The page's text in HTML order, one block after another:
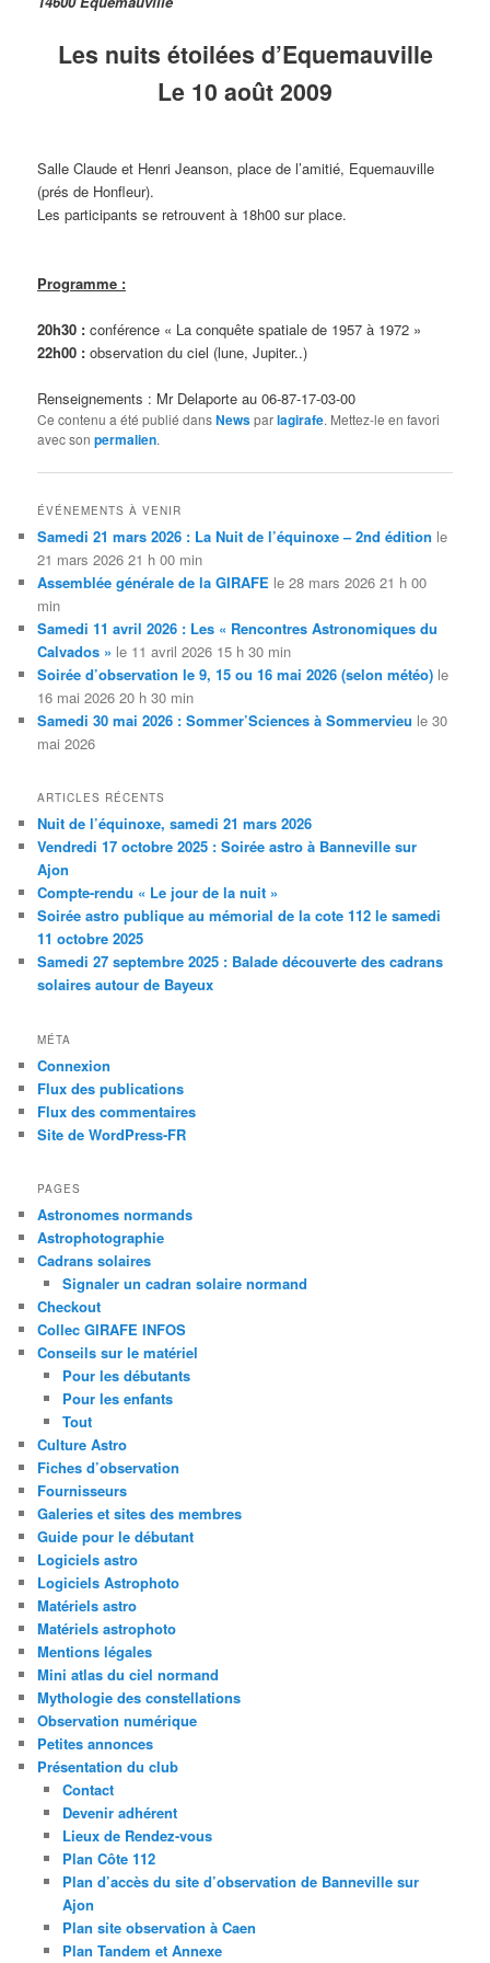
Les nuits étoilées d’Equemauville
Le 10 août 2009
Salle Claude et Henri Jeanson, place de l’amitié, Equemauville
(prés de Honfleur).
Les participants se retrouvent à 18h00 sur place.
Programme :
20h30 : conférence « La conquête spatiale de 1957 à 1972 »
22h00 : observation du ciel (lune, Jupiter..)
Renseignements : Mr Delaporte au 06-87-17-03-00
Ce contenu a été publié dansNewsparlagirafe. Mettez-le en favori
avec sonpermalien.
ÉVÉNEMENTS À VENIR
Samedi 21 mars 2026 : La Nuit de l’équinoxe – 2nd édition le
21 mars 2026 21 h 00 min
Assemblée générale de la GIRAFE le 28 mars 2026 21 h 00
min
Samedi 11 avril 2026 : Les « Rencontres Astronomiques du
Calvados » le 11 avril 2026 15 h 30 min
Soirée d’observation le 9, 15 ou 16 mai 2026 (selon météo) le
16 mai 2026 20 h 30 min
Samedi 30 mai 2026 : Sommer’Sciences à Sommervieu le 30
mai 2026
ARTICLES RÉCENTS
Nuit de l’équinoxe, samedi 21 mars 2026
Vendredi 17 octobre 2025 : Soirée astro à Banneville sur
Ajon
Compte-rendu « Le jour de la nuit »
Soirée astro publique au mémorial de la cote 112 le samedi
11 octobre 2025
Samedi 27 septembre 2025 : Balade découverte des cadrans
solaires autour de Bayeux
MÉTA
Connexion
Flux des publications
Flux des commentaires
Site de WordPress-FR
PAGES
Astronomes normands
Astrophotographie
Cadrans solaires
Signaler un cadran solaire normand
Checkout
Collec GIRAFE INFOS
Conseils sur le matériel
Pour les débutants
Pour les enfants
Tout
Culture Astro
Fiches d’observation
Fournisseurs
Galeries et sites des membres
Guide pour le débutant
Logiciels astro
Logiciels Astrophoto
Matériels astro
Matériels astrophoto
Mentions légales
Mini atlas du ciel normand
Mythologie des constellations
Observation numérique
Petites annonces
Présentation du club
Contact
Devenir adhérent
Lieux de Rendez-vous
Plan Côte 112
Plan d’accès du site d’observation de Banneville sur
Ajon
Plan site observation à Caen
Plan Tandem et Annexe